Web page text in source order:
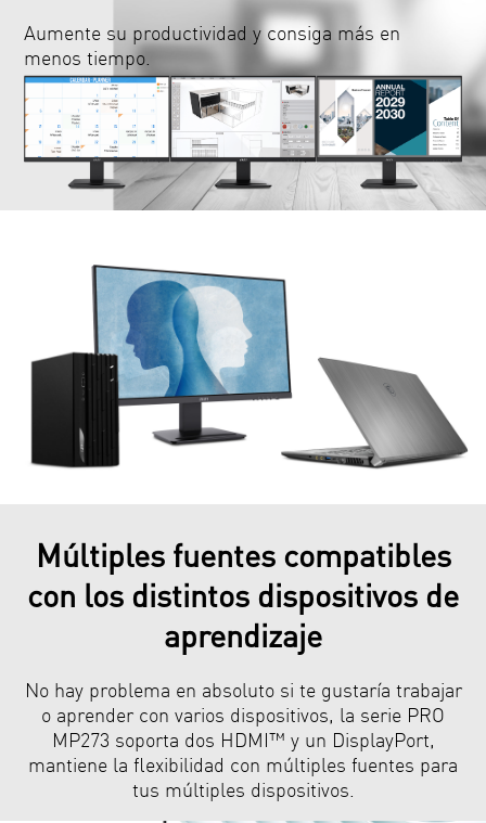
Aumente su productividad y consiga más en
menos tiempo.
Múltiples fuentes compatibles
con los distintos dispositivos de
aprendizaje
No hay problema en absoluto si te gustaría trabajar
o aprender con varios dispositivos, la serie PRO
MP273 soporta dos HDMI™ y un DisplayPort,
mantiene la flexibilidad con múltiples fuentes para
tus múltiples dispositivos.